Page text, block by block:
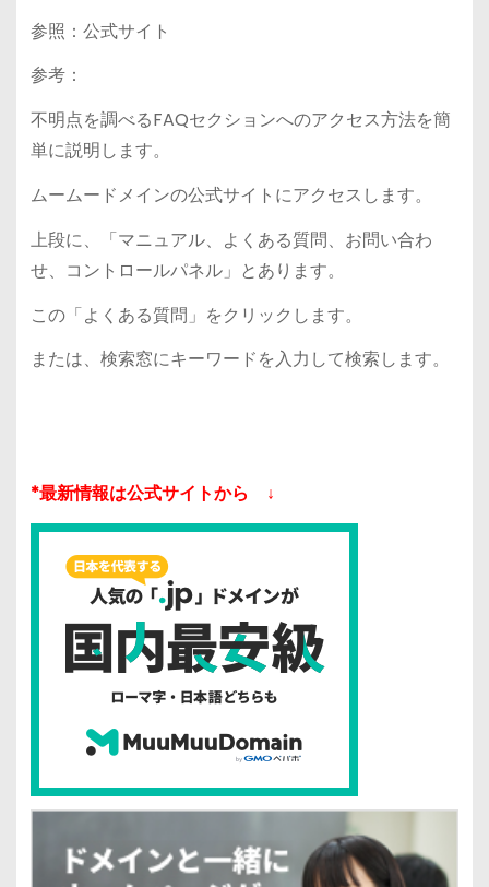
参照：公式サイト
参考：
不明点を調べるFAQセクションへのアクセス方法を簡
単に説明します。
ムームードメインの公式サイトにアクセスします。
上段に、「マニュアル、よくある質問、お問い合わ
せ、コントロールパネル」とあります。
この「よくある質問」をクリックします。
または、検索窓にキーワードを入力して検索します。
*最新情報は公式サイトから ↓